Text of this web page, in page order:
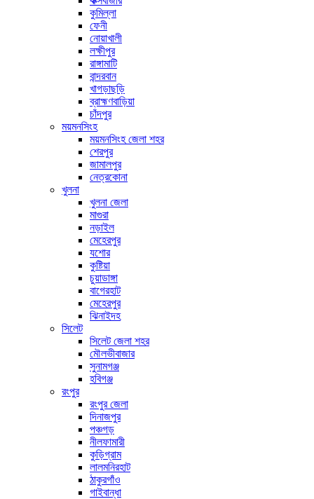
কুমিল্লা
ফেনী
নোয়াখালী
লক্ষীপুর
রাঙ্গামাটি
বান্দরবান
খাগড়াছড়ি
ব্রাহ্মণবাড়িয়া
চাঁদপুর
ময়মনসিংহ
ময়মনসিংহ জেলা শহর
শেরপুর
জামালপুর
নেত্রকোনা
খুলনা
খুলনা জেলা
মাগুরা
নড়াইল
মেহেরপুর
যশোর
কুষ্টিয়া
চুয়াডাঙ্গা
বাগেরহাট
মেহেরপুর
ঝিনাইদহ
সিলেট
সিলেট জেলা শহর
মৌলভীবাজার
সুনামগঞ্জ
হবিগঞ্জ
রংপুর
রংপুর জেলা
দিনাজপুর
পঞ্চগড়
নীলফামারী
কুড়িগ্রাম
লালমনিরহাট
ঠাকুরগাঁও
গাইবান্ধা